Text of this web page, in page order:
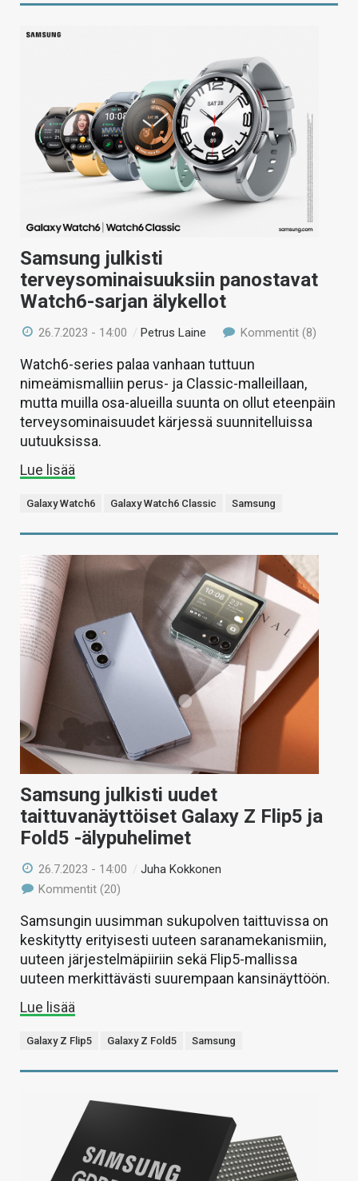
Samsung julkisti
terveysominaisuuksiin panostavat
Watch6-sarjan älykellot
26.7.2023 - 14:00 /Petrus Laine Kommentit (8)
Watch6-series palaa vanhaan tuttuun
nimeämismalliin perus- ja Classic-malleillaan,
mutta muilla osa-alueilla suunta on ollut eteenpäin
terveysominaisuudet kärjessä suunnitelluissa
uutuuksissa.
Lue lisää
Galaxy Watch6 Galaxy Watch6 Classic Samsung
Samsung julkisti uudet
taittuvanäyttöiset Galaxy Z Flip5 ja
Fold5 -älypuhelimet
26.7.2023 - 14:00 /Juha Kokkonen
Kommentit (20)
Samsungin uusimman sukupolven taittuvissa on
keskitytty erityisesti uuteen saranamekanismiin,
uuteen järjestelmäpiiriin sekä Flip5-mallissa
uuteen merkittävästi suurempaan kansinäyttöön.
Lue lisää
Galaxy Z Flip5 Galaxy Z Fold5 Samsung